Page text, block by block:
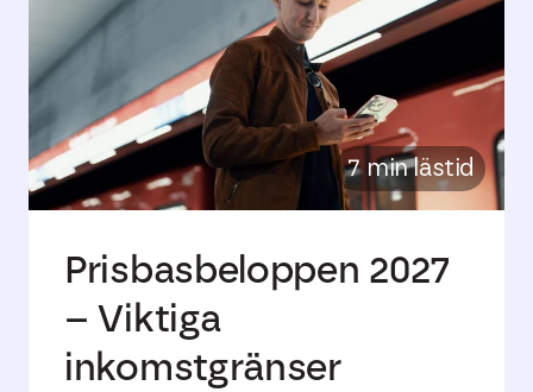
7 min lästid
Prisbasbeloppen 2027
– Viktiga
inkomstgränser